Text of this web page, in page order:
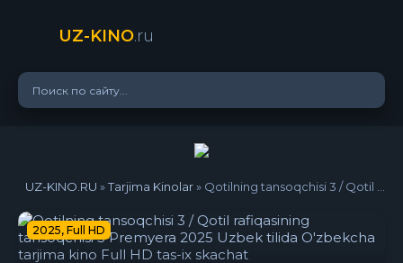
UZ-KINO.ru
UZ-KINO.RU »Tarjima Kinolar» Qotilning tansoqchisi 3 / Qotil rafiqasining tansoqchisi 3 Premyera 2025 Uzbek tilida O'zbekcha tarjima kino Full HD tas-ix skachat
2025, Full HD